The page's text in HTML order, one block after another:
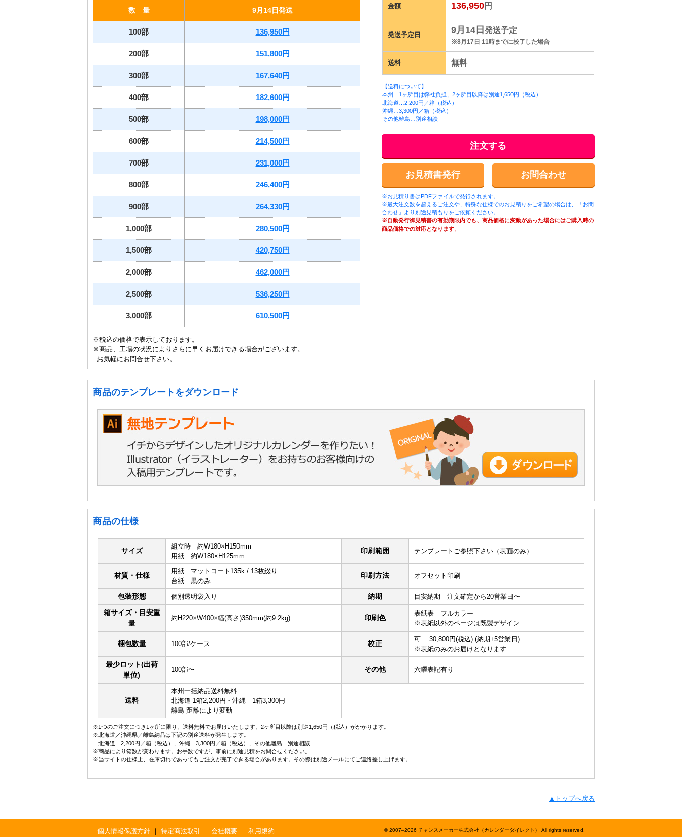
数 量 9月14日発送
100部 136,950円
200部 151,800円
300部 167,640円
400部 182,600円
500部 198,000円
600部 214,500円
700部 231,000円
800部 246,400円
900部 264,330円
1,000部 280,500円
1,500部 420,750円
2,000部 462,000円
2,500部 536,250円
3,000部 610,500円
※税込の価格で表示しております。
※商品、工場の状況によりさらに早くお届けできる場合がございます。
お気軽にお問合せ下さい。
金額 136,950円
発送予定日 9月14日 発送予定
※8月17日 11時までに校了した場合
送料 無料
【送料について】
本州…1ヶ所目は弊社負担、2ヶ所目以降は別途1,650円（税込）
北海道…2,200円／箱（税込）
沖縄…3,300円／箱（税込）
その他離島…別途相談
注文する
お見積書発行 お問合わせ
※お見積り書はPDFファイルで発行されます。
※最大注文数を超えるご注文や、特殊な仕様でのお見積りをご希望の場合は、「お問
合わせ」より別途見積もりをご依頼ください。
※自動発行御見積書の有効期限内でも、商品価格に変動があった場合にはご購入時の
商品価格での対応となります。
商品のテンプレートをダウンロード
商品の仕様
サイズ
組立時 約W180×H150mm
用紙 約W180×H125mm
印刷範囲 テンプレートご参照下さい（表面のみ）
材質・仕様
用紙 マットコート135k / 13枚綴り
台紙 黒のみ
印刷方法 オフセット印刷
包装形態 個別透明袋入り 納期 目安納期 注文確定から20営業日〜
箱サイズ・目安重
量
約H220×W400×幅(高さ)350mm(約9.2kg) 印刷色
表紙表 フルカラー
※表紙以外のページは既製デザイン
梱包数量 100部/ケース 校正
可 30,800円(税込) (納期+5営業日)
※表紙のみのお届けとなります
最少ロット(出荷
単位)
100部〜 その他 六曜表記有り
送料
本州一括納品送料無料
北海道 1箱2,200円・沖縄 1箱3,300円
離島 距離により変動
※1つのご注文につき1ヶ所に限り、送料無料でお届けいたします。2ヶ所目以降は別途1,650円（税込）がかかります。
※北海道／沖縄県／離島納品は下記の別途送料が発生します。
北海道…2,200円／箱（税込）、沖縄…3,300円／箱（税込）、その他離島…別途相談
※商品により箱数が変わります。お手数ですが、事前に別途見積をお問合せください。
※当サイトの仕様上、在庫切れであってもご注文が完了できる場合があります。その際は別途メールにてご連絡差し上げます。
▲トップへ戻る
個人情報保護方針 ｜ 特定商法取引 ｜ 会社概要 ｜ 利用規約 ｜ © 2007–2026 チャンスメーカー株式会社（カレンダーダイレクト） All rights reserved.